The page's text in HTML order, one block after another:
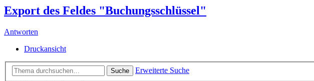
Export des Feldes "Buchungsschlüssel"
Antworten
Druckansicht
Suche
Erweiterte Suche